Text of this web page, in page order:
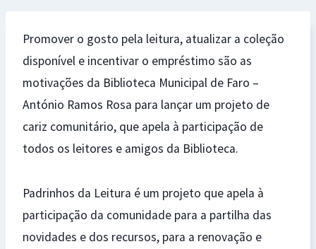
Promover o gosto pela leitura, atualizar a coleção
disponível e incentivar o empréstimo são as
motivações da Biblioteca Municipal de Faro –
António Ramos Rosa para lançar um projeto de
cariz comunitário, que apela à participação de
todos os leitores e amigos da Biblioteca.
Padrinhos da Leitura é um projeto que apela à
participação da comunidade para a partilha das
novidades e dos recursos, para a renovação e